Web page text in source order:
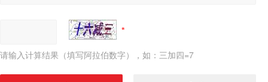
请输入计算结果（填写阿拉伯数字），如：三加四=7